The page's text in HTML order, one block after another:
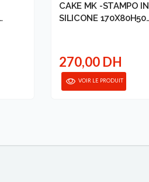
CAKE MK -STAMPO IN
SILICONE 170X80H50
270,00 DH
VOIR LE PRODUIT